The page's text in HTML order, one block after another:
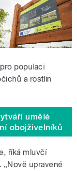
populaci
a rostlin
umělé
obojživelníků
říká mluvčí
„Nově upravené